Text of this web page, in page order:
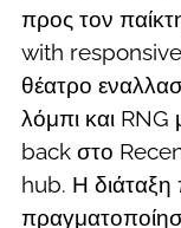
προς τον
with responsive
θέατρο
λόμπι και
back στο
hub. Η